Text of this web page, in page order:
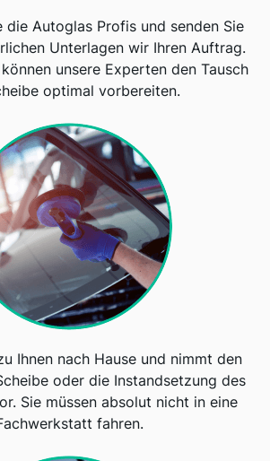
die Autoglas Profis und senden Sie
Unterlagen wir Ihren Auftrag.
unsere Experten den Tausch
optimal vorbereiten.
Ihnen nach Hause und nimmt den
oder die Instandsetzung des
Sie müssen absolut nicht in eine
fahren.